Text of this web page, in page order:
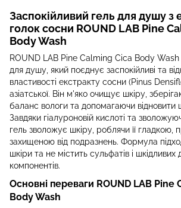
Заспокійливий гель для душу з
голок сосни ROUND LAB Pine
Body Wash
ROUND LAB Pine Calming Cica Body Wash
для душу, який поєднує заспокійливі та
властивості екстракту сосни (Pinus
азіатської. Він м'яко очищує шкіру,
баланс вологи та допомагаючи відновити
Завдяки гіалуроновій кислоті та
гель зволожує шкіру, роблячи її гладкою,
захищеною від подразнень. Формула
шкіри та не містить сульфатів і шкідливих
компонентів.
Основні переваги ROUND LAB Pine
Body Wash